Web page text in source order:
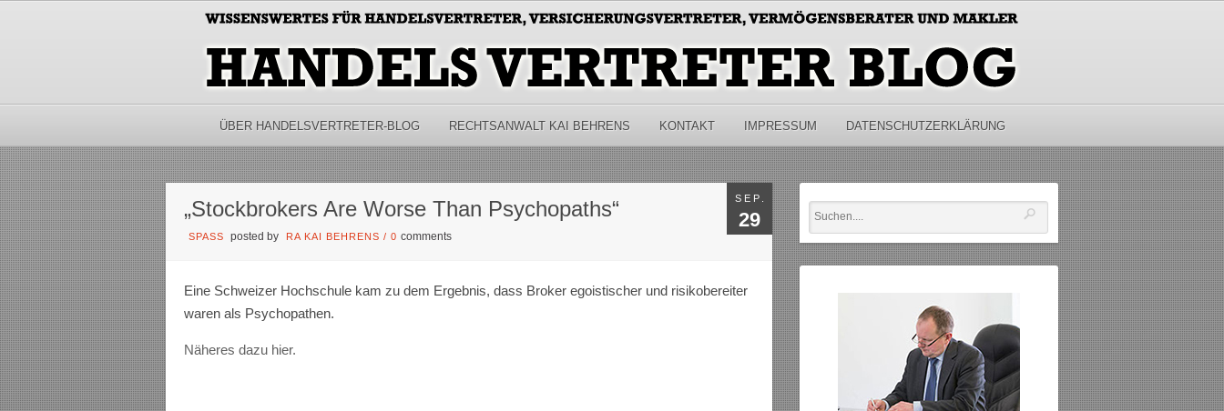
ÜBER HANDELSVERTRETER-BLOG RECHTSANWALT KAI BEHRENS KONTAKT IMPRESSUM DATENSCHUTZERKLÄRUNG
SEP.
29
„Stockbrokers Are Worse Than Psychopaths“
SPASS posted by RA KAI BEHRENS /0comments
Eine Schweizer Hochschule kam zu dem Ergebnis, dass Broker egoistischer und risikobereiter
waren als Psychopathen.
Näheres dazu hier.